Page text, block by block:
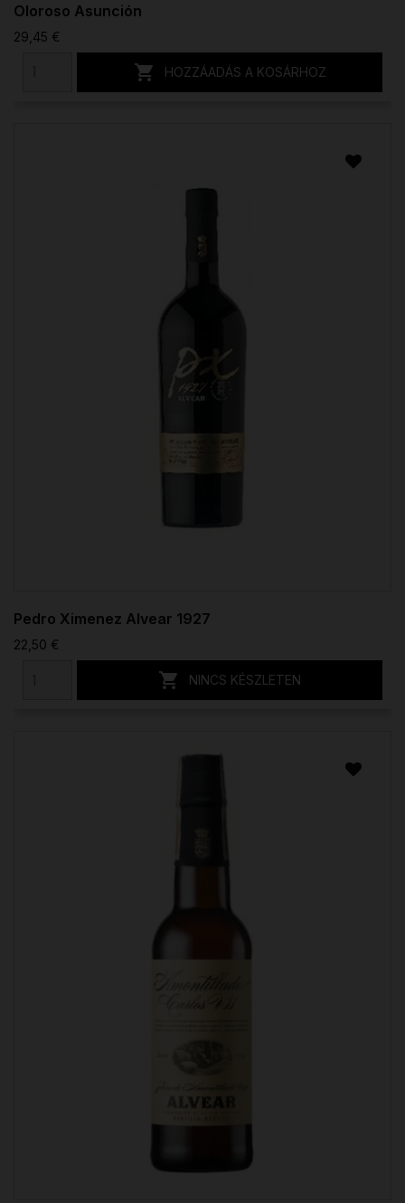
Oloroso Asunción
29,45 €
 HOZZÁADÁS A KOSÁRHOZ
Pedro Ximenez Alvear 1927
22,50 €
 NINCS KÉSZLETEN